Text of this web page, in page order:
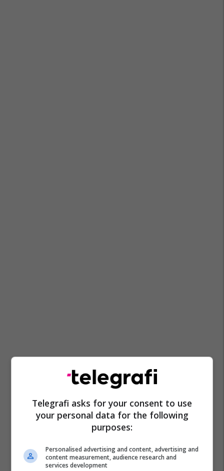
Telegrafi asks for your consent to use
your personal data for the following
purposes:
Personalised advertising and content, advertising and
content measurement, audience research and
services development